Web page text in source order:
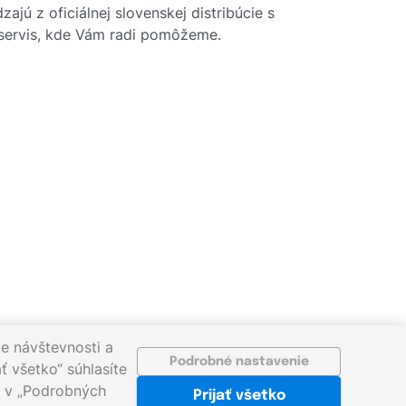
z oficiálnej slovenskej distribúcie s
kde Vám radi pomôžeme.
návštevnosti a
všetko“ súhlasíte
„Podrobných
Podrobné nastavenie
Prijať všetko